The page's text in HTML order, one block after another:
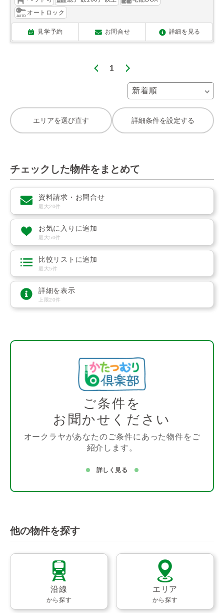
オートロック
見学予約 お問合せ 詳細を見る
1
エリアを選び直す 詳細条件を設定する
チェックした物件をまとめて
資料請求・お問合せ
最大20件
お気に入りに追加
最大50件
比較リストに追加
最大5件
詳細を表示
上限20件
ご条件を
お聞かせください
オークラヤがあなたのご条件にあった物件をご
紹介します。
詳しく見る
他の物件を探す
沿線
から探す
エリア
から探す